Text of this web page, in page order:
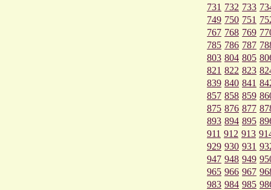
731 732 733
749 750 751
767 768 769
785 786 787
803 804 805
821 822 823
839 840 841
857 858 859
875 876 877
893 894 895
911 912 913
929 930 931
947 948 949
965 966 967
983 984 985